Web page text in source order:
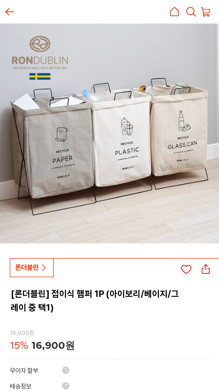
론더블린
[론더블린] 접이식 햄퍼 1P (아이보리/베이지/그
레이 중 택1)
19,900원
15% 16,900원
무이자 할부
배송정보